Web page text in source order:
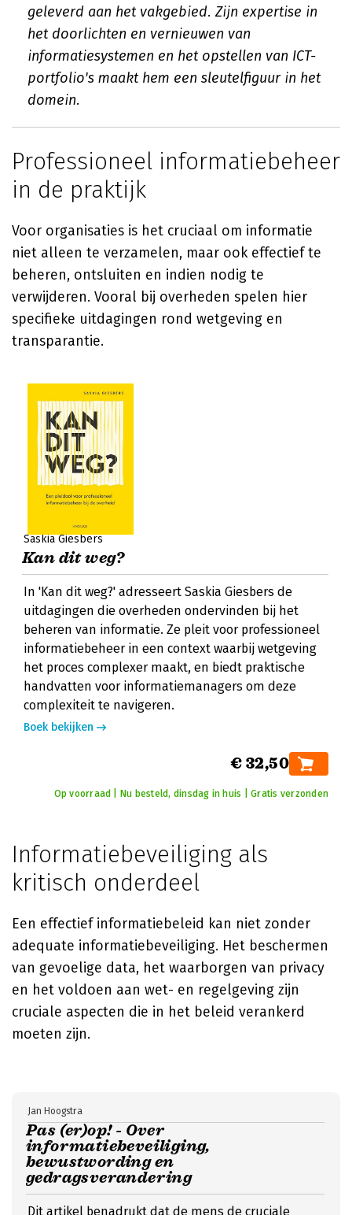
geleverd aan het vakgebied. Zijn expertise in
het doorlichten en vernieuwen van
informatiesystemen en het opstellen van ICT-
portfolio's maakt hem een sleutelfiguur in het
domein.
Professioneel informatiebeheer
in de praktijk
Voor organisaties is het cruciaal om informatie
niet alleen te verzamelen, maar ook effectief te
beheren, ontsluiten en indien nodig te
verwijderen. Vooral bij overheden spelen hier
specifieke uitdagingen rond wetgeving en
transparantie.
Saskia Giesbers
Kan dit weg?
In 'Kan dit weg?' adresseert Saskia Giesbers de
uitdagingen die overheden ondervinden bij het
beheren van informatie. Ze pleit voor professioneel
informatiebeheer in een context waarbij wetgeving
het proces complexer maakt, en biedt praktische
handvatten voor informatiemanagers om deze
complexiteit te navigeren.
Boek bekijken
€ 32,50
Op voorraad | Nu besteld, dinsdag in huis | Gratis verzonden
Informatiebeveiliging als
kritisch onderdeel
Een effectief informatiebeleid kan niet zonder
adequate informatiebeveiliging. Het beschermen
van gevoelige data, het waarborgen van privacy
en het voldoen aan wet- en regelgeving zijn
cruciale aspecten die in het beleid verankerd
moeten zijn.
Pas (er)op! - Over
informatiebeveiliging,
bewustwording en
gedragsverandering
Jan Hoogstra
Dit artikel benadrukt dat de mens de cruciale